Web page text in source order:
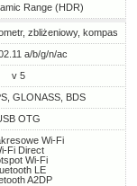
Range (HDR)
zbliżeniowy, kompas
a/b/g/n/ac
v 5
GLONASS, BDS
OTG
Wi-Fi
Fi Direct
Wi-Fi
LE
A2DP